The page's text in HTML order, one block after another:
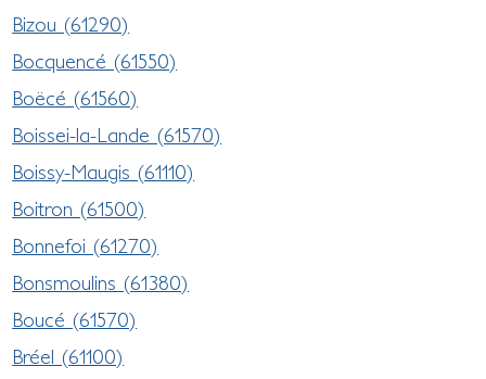
Bizou (61290)
Bocquencé (61550)
Boëcé (61560)
Boissei-la-Lande (61570)
Boissy-Maugis (61110)
Boitron (61500)
Bonnefoi (61270)
Bonsmoulins (61380)
Boucé (61570)
Bréel (61100)